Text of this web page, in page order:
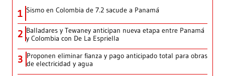
1 Sismo en Colombia de 7.2 sacude a Panamá
2 Balladares y Tewaney anticipan nueva etapa entre Panamá
y Colombia con De La Espriella
3 Proponen eliminar fianza y pago anticipado total para obras
de electricidad y agua